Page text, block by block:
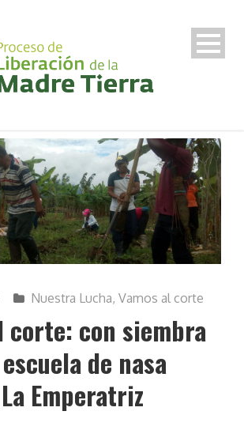
Nuestra Lucha, Vamos al corte
corte: con siembra
de nasa
Emperatriz